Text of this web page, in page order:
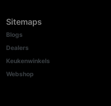
Sitemaps
Blogs
Dealers
Keukenwinkels
Webshop